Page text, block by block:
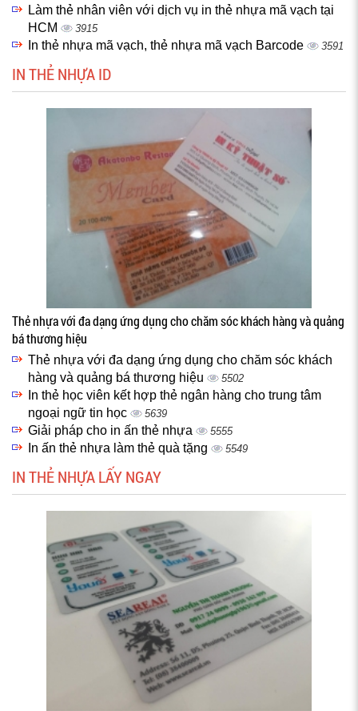
Làm thẻ nhân viên với dịch vụ in thẻ nhựa mã vạch tại
HCM
3915
In thẻ nhựa mã vạch, thẻ nhựa mã vạch Barcode 3591
IN THẺ NHỰA ID
Thẻ nhựa với đa dạng ứng dụng cho chăm sóc khách hàng và quảng
bá thương hiệu
Thẻ nhựa với đa dạng ứng dụng cho chăm sóc khách
hàng và quảng bá thương hiệu
5502
In thẻ học viên kết hợp thẻ ngân hàng cho trung tâm
ngoại ngữ tin học
5639
Giải pháp cho in ấn thẻ nhựa 5555
In ấn thẻ nhựa làm thẻ quà tặng 5549
IN THẺ NHỰA LẤY NGAY